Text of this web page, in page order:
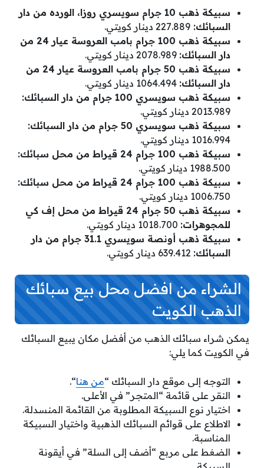
سبيكة ذهب 10 جرام سويسري روزا، الورده من دار
السبائك: 227.889 دينار كويتي.
سبيكة ذهب 100 جرام بامب العروسة عيار 24 من
دار السبائك:
سبيكة ذهب 50 جرام بامب العروسة عيار 24 من
دار السبائك:
سبيكة ذهب سويسري 100 جرام من دار السبائك:
2013.989 دينار كويتي.
سبيكة ذهب سويسري 50 جرام من دار السبائك:
1016.994 دينار كويتي.
سبيكة ذهب 100 جرام 24 قيراط من محل سبائك:
1988.500 دينار كويتي.
سبيكة ذهب 100 جرام 24 قيراط من محل سبائك:
1006.750 دينار كويتي.
سبيكة ذهب 50 جرام 24 قيراط من محل إف كي
للمجوهرات:
سبيكة ذهب أونصة سويسري 31.1 جرام من دار
السبائك:
الشراء من افضل محل بيع سبائك
الذهب الكويت
يمكن شراء سبائك الذهب من أفضل مكان يبيع السبائك
في الكويت كما يلي:
التوجه إلى موقع دار السبائك “من هنا“.
النقر على قائمة “المتجر” في الأعلى.
اختيار نوع السبيكة المطلوبة من القائمة المنسدلة.
الاطلاع على قوائم السبائك الذهبية واختيار السبيكة
المناسبة.
الضغط على مربع “أضف إلى السلة” في أيقونة